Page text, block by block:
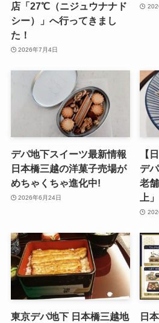
店「27℃（ニジュウナナド
シー）」へ行ってきまし
た！
2026年7月4日
デパ地下スイーツ最新情報
日本橋三越の洋菓子売場が
めちゃくちゃ進化中!
2026年6月24日
【
デ
老
上
東京デパ地下 日本橋三越地
日